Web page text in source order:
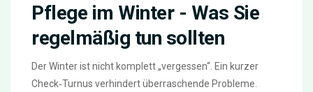
Pflege im Winter - Was Sie
regelmäßig tun sollten
Der Winter ist nicht komplett „vergessen“. Ein kurzer
Check‑Turnus verhindert überraschende Probleme.